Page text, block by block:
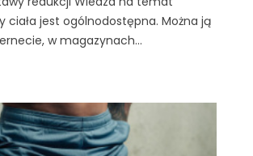
ciała jest ogólnodostępna. Można ją
w magazynach...